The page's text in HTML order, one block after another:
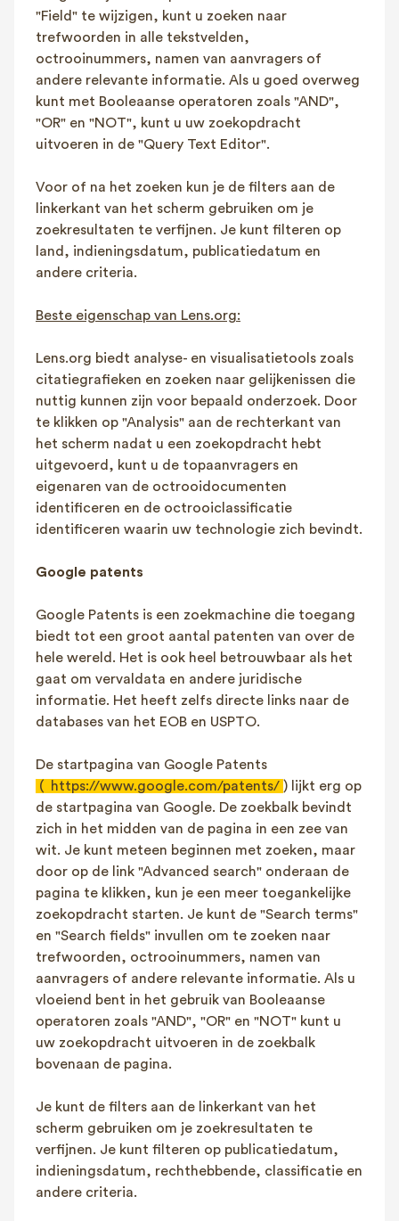
"Field" te wijzigen, kunt u zoeken naar
trefwoorden in alle tekstvelden,
octrooinummers, namen van aanvragers of
andere relevante informatie. Als u goed overweg
kunt met Booleaanse operatoren zoals "AND",
"OR" en "NOT", kunt u uw zoekopdracht
uitvoeren in de "Query Text Editor".
Voor of na het zoeken kun je de filters aan de
linkerkant van het scherm gebruiken om je
zoekresultaten te verfijnen. Je kunt filteren op
land, indieningsdatum, publicatiedatum en
andere criteria.
Beste eigenschap van Lens.org:
Lens.org biedt analyse- en visualisatietools zoals
citatiegrafieken en zoeken naar gelijkenissen die
nuttig kunnen zijn voor bepaald onderzoek. Door
te klikken op "Analysis" aan de rechterkant van
het scherm nadat u een zoekopdracht hebt
uitgevoerd, kunt u de topaanvragers en
eigenaren van de octrooidocumenten
identificeren en de octrooiclassificatie
identificeren waarin uw technologie zich bevindt.
Google patents
Google Patents is een zoekmachine die toegang
biedt tot een groot aantal patenten van over de
hele wereld. Het is ook heel betrouwbaar als het
gaat om vervaldata en andere juridische
informatie. Het heeft zelfs directe links naar de
databases van het EOB en USPTO.
De startpagina van Google Patents
(
https://www.google.com/patents/ ) lijkt erg op
de startpagina van Google. De zoekbalk bevindt
zich in het midden van de pagina in een zee van
wit. Je kunt meteen beginnen met zoeken, maar
door op de link "Advanced search" onderaan de
pagina te klikken, kun je een meer toegankelijke
zoekopdracht starten. Je kunt de "Search terms"
en "Search fields" invullen om te zoeken naar
trefwoorden, octrooinummers, namen van
aanvragers of andere relevante informatie. Als u
vloeiend bent in het gebruik van Booleaanse
operatoren zoals "AND", "OR" en "NOT" kunt u
uw zoekopdracht uitvoeren in de zoekbalk
bovenaan de pagina.
Je kunt de filters aan de linkerkant van het
scherm gebruiken om je zoekresultaten te
verfijnen. Je kunt filteren op publicatiedatum,
indieningsdatum, rechthebbende, classificatie en
andere criteria.